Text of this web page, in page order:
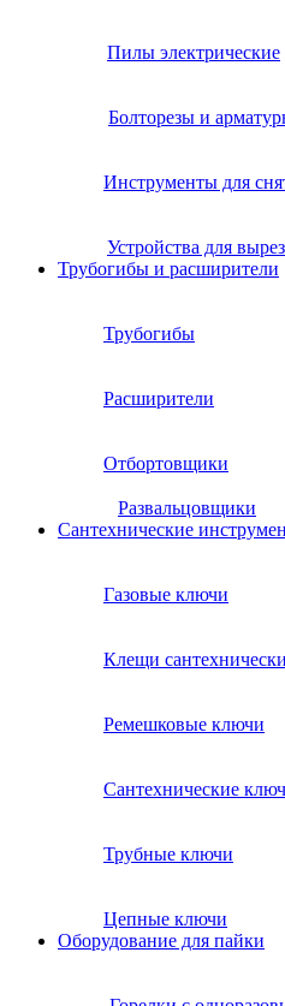
Пилы электрические
Болторезы и
Инструменты для
Устройства для
Трубогибы и расширители
Трубогибы
Расширители
Отбортовщики
Развальцовщики
Сантехнические
Газовые ключи
Клещи
Ремешковые ключи
Сантехнические
Трубные ключи
Цепные ключи
Оборудование для пайки